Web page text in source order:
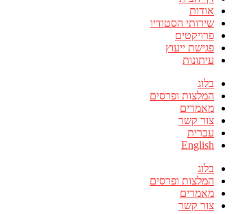
אודות
שירותי הסטודיו
פרויקטים
פגישת ייעוץ
עיתונות
בלוג
המלצות ופרסים
מאמרים
צור קשר
עברית
English
בלוג
המלצות ופרסים
מאמרים
צור קשר